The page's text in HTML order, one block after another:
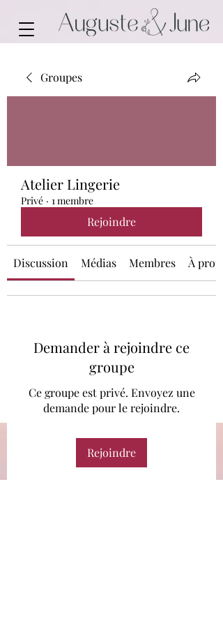
Groupes
Atelier Lingerie
Privé · 1 membre
Rejoindre
Discussion Médias Membres À
Demander à rejoindre ce
groupe
Ce groupe est privé. Envoyez une
demande pour le rejoindre.
Rejoindre